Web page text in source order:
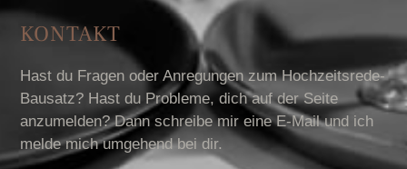
KONTAKT
Hast du Fragen oder Anregungen zum Hochzeitsrede-
Bausatz? Hast du Probleme, dich auf der Seite
anzumelden? Dann schreibe mir eine E-Mail und ich
melde mich umgehend bei dir.